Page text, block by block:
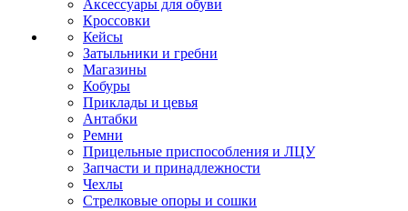
Аксессуары для обуви
Кроссовки
Кейсы
Затыльники и гребни
Магазины
Кобуры
Приклады и цевья
Антабки
Ремни
Прицельные приспособления и ЛЦУ
Запчасти и принадлежности
Чехлы
Стрелковые опоры и сошки